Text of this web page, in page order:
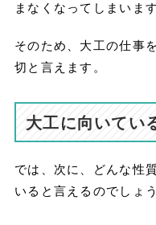
まなくなってしまいます
そのため、大工の仕事
切と言えます。
大工に向いてい
では、次に、どんな性
いると言えるのでしょう